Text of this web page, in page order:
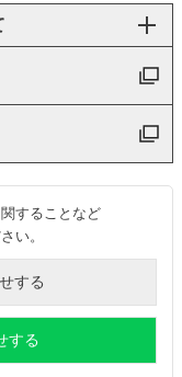
することなど
い。
する
する